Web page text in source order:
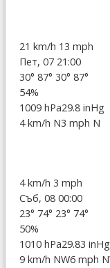
21 km/h 13 mph
Пет, 07 21:00
30° 87° 30° 87°
54%
1009 hPa29.8 inHg
4 km/h N3 mph N
4 km/h 3 mph
Съб, 08 00:00
23° 74° 23° 74°
50%
1010 hPa29.83 inHg
9 km/h NW6 mph